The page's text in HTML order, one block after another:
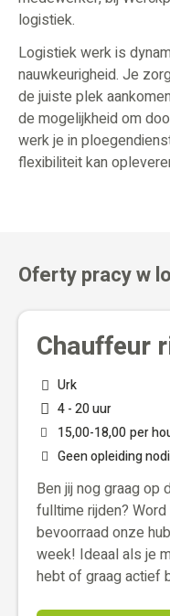
logistiek.
Logistiek werk is
nauwkeurigheid. Je
de juiste plek
de mogelijkheid om
werk je in
flexibiliteit kan
Oferty pracy w
Chauffeur
Urk
4 - 20 uur
15,00-18,00per
Geen opleiding
Ben jij nog graag op
fulltime rijden?
bevoorraad onze
week! Ideaal als je
hebt of graag actief